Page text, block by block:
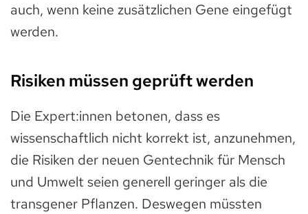
auch, wenn keine zusätzlichen Gene eingefügt
werden.
Risiken müssen geprüft werden
Die Expert:innen betonen, dass es
wissenschaftlich nicht korrekt ist, anzunehmen,
die Risiken der neuen Gentechnik für Mensch
und Umwelt seien generell geringer als die
transgener Pflanzen. Deswegen müssten